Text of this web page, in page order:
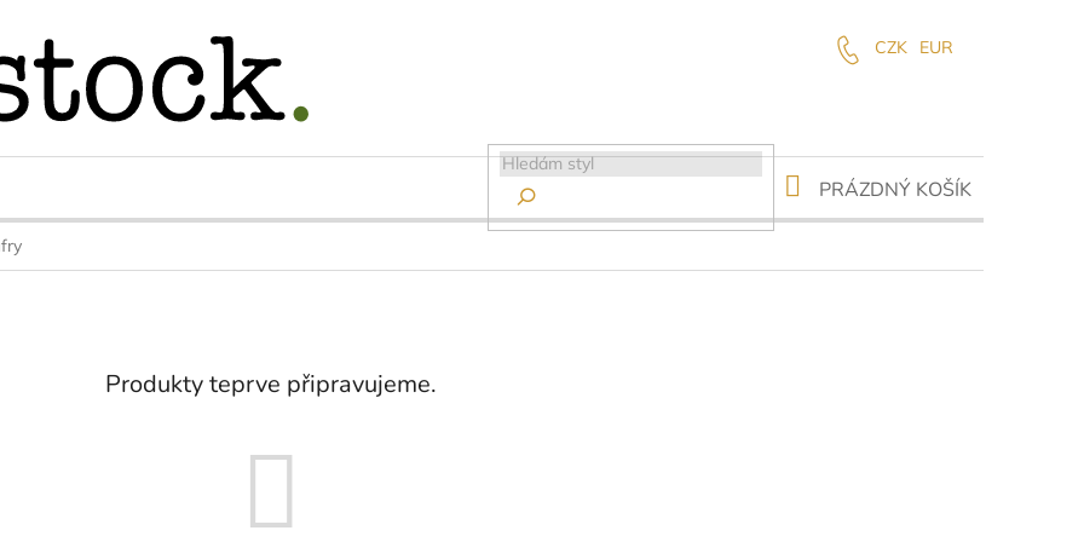
CZK EUR

NÁKUPNÍ
KOŠÍK
PRÁZDNÝ KOŠÍK
Produkty teprve připravujeme.